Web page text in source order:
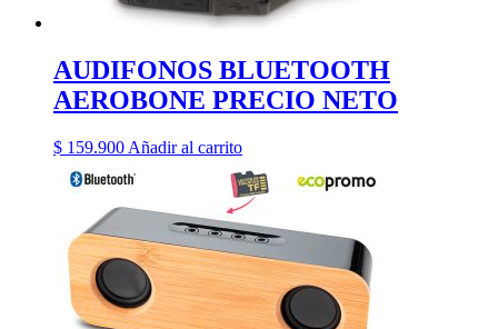
AUDIFONOS BLUETOOTH
AEROBONE PRECIO NETO
$ 159.900 Añadir al carrito